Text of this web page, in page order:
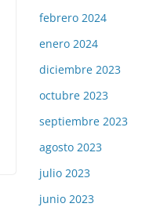
febrero 2024
enero 2024
diciembre 2023
octubre 2023
septiembre 2023
agosto 2023
julio 2023
junio 2023